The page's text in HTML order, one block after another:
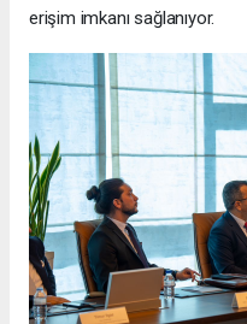
erişim imkanı sağlanıyor.